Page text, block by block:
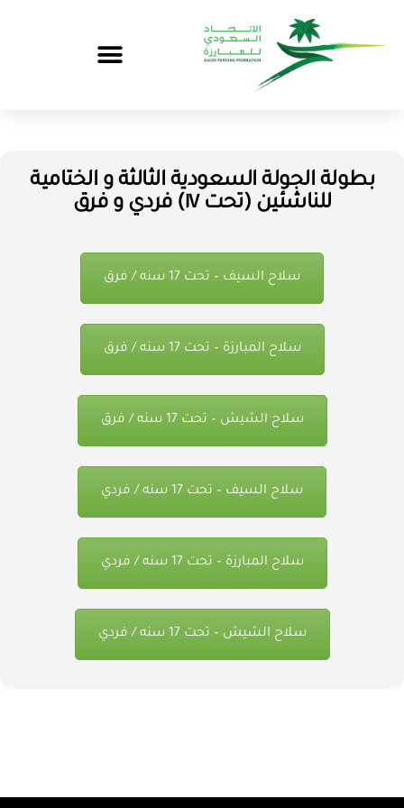
بطولة الجولة السعودية الثالثة و الختامية
للناشئين (تحت ١٧) فردي و فرق
سلاح السيف – تحت 17 سنه / فرق
سلاح المبارزة – تحت 17 سنه / فرق
سلاح الشيش – تحت 17 سنه / فرق
سلاح السيف – تحت 17 سنه / فردي
سلاح المبارزة – تحت 17 سنه / فردي
سلاح الشيش – تحت 17 سنه / فردي